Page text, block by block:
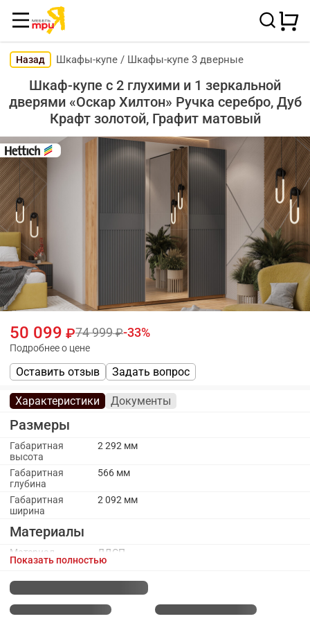
Назад Шкафы-купе / Шкафы-купе 3 дверные
Шкаф-купе с 2 глухими и 1 зеркальной
дверями «Оскар Хилтон» Ручка серебро, Дуб
Крафт золотой, Графит матовый
50 099 74 999 33
Подробнее о цене
Оставить отзыв Задать вопрос
Характеристики Документы
Размеры
Габаритная
высота
2 292 мм
Габаритная
глубина
566 мм
Габаритная
ширина
2 092 мм
Материалы
Материал
каркаса
ЛДСП
Материал
фасада
МДФ, Зеркало
Каркас
Показать полностью